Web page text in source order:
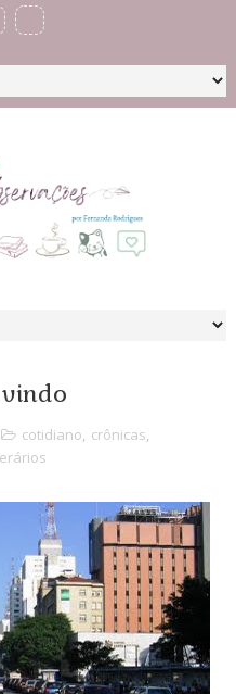
cotidiano, crônicas,